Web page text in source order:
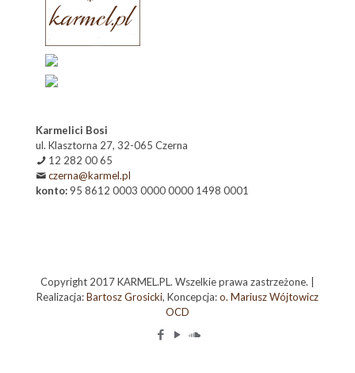
Karmelici Bosi
ul. Klasztorna 27, 32-065 Czerna
12 282 00 65
czerna@karmel.pl
konto: 95 8612 0003 0000 0000 1498 0001
Copyright 2017 KARMEL.PL. Wszelkie prawa zastrzeżone. |
Realizacja:Bartosz Grosicki, Koncepcja:o. Mariusz Wójtowicz
OCD